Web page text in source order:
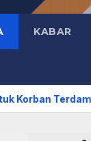
KABAR
Gempa